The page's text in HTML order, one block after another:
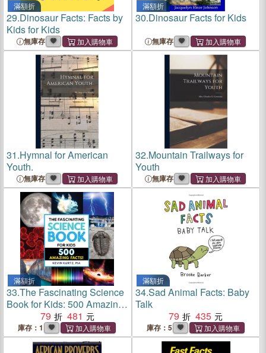
滿額折
29.Dinosaur Facts: Facts by
Kids for Kids
無庫存
滿額折
30.Dinosaur Facts for Kids
無庫存
31.Hymnal for American
Youth.
無庫存
32.Mountain Trailways for
Youth
無庫存
滿額折
33.The Fascinating Science
Book for Kids: 500 Amazing
79 481
庫存：1
滿額折
34.Sad Animal Facts: Baby
Talk
79
435
庫存：5